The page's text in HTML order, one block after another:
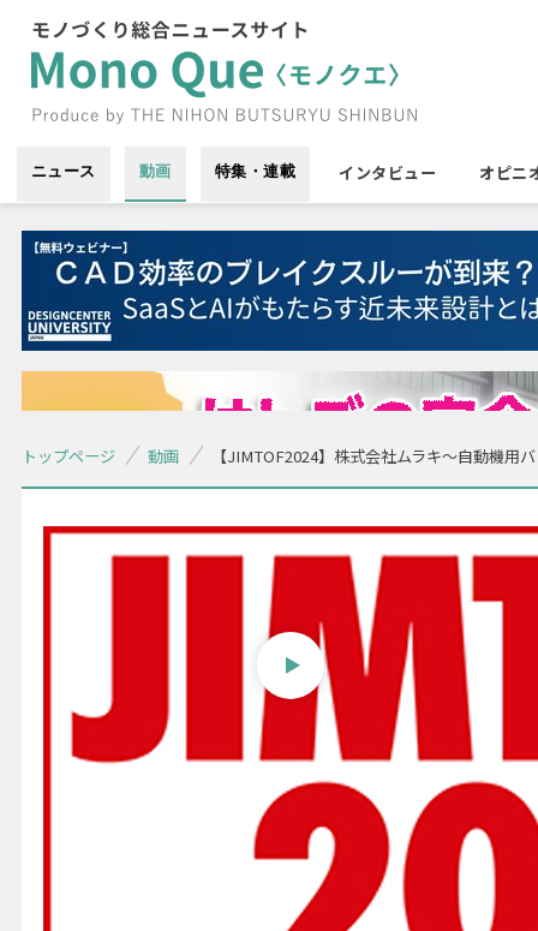
ニュース 動画 特集・連載 インタビュー オピニ
トップページ 動画 【JIMTOF2024】株式会社ムラキ〜自動機用
【JIMTOF2024】株式会社ム
ラキ〜自動機用バリ取りホル